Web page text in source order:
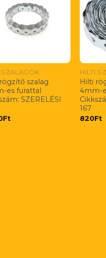
SZALAGOK
szalag
es furattal
SZERELÉSI
Ft
HILTI
Hilti
4mm-
167
820Ft